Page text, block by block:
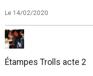
Le 14/02/2020
Étampes Trolls acte 2